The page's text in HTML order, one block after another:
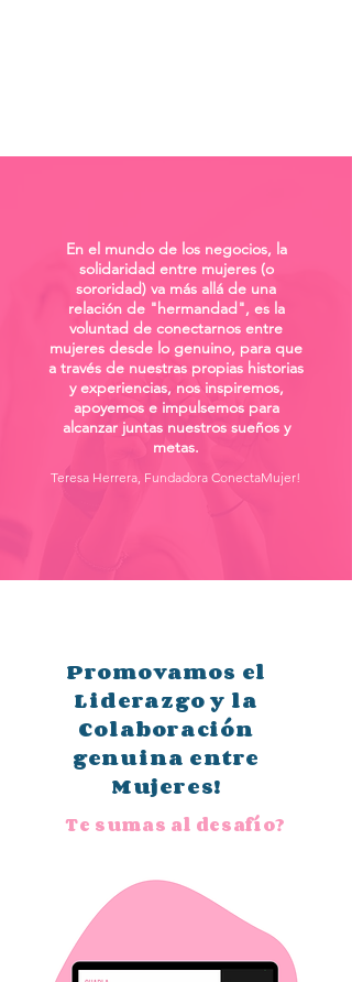
En el mundo de los negocios, la
solidaridad entre mujeres (o
sororidad) va más allá de una
relación de "hermandad", es la
voluntad de conectarnos entre
mujeres desde lo genuino, para que
a través de nuestras propias historias
y experiencias, nos inspiremos,
apoyemos e impulsemos para
alcanzar juntas nuestros sueños y
metas.
Teresa Herrera, Fundadora ConectaMujer!
Promovamos el
Liderazgo y la
Colaboración
genuina entre
Mujeres!
Te sumas al desafío¿